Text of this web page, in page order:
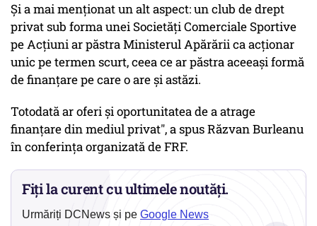
Și a mai menționat un alt aspect: un club de drept
privat sub forma unei Societăți Comerciale Sportive
pe Acțiuni ar păstra Ministerul Apărării ca acționar
unic pe termen scurt, ceea ce ar păstra aceeași formă
de finanțare pe care o are și astăzi.
Totodată ar oferi și oportunitatea de a atrage
finanțare din mediul privat", a spus Răzvan Burleanu
în conferința organizată de FRF.
Fiți la curent cu ultimele noutăți.
Urmăriți DCNews și pe Google News